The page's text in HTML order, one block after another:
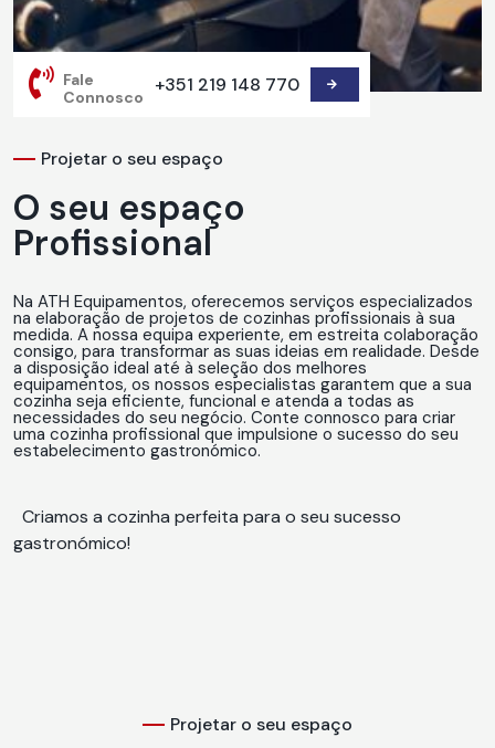
Fale
Connosco
+351 219 148 770
Projetar o seu espaço
O seu espaço
Profissional
Na ATH Equipamentos, oferecemos serviços especializados
na elaboração de projetos de cozinhas profissionais à sua
medida. A nossa equipa experiente, em estreita colaboração
consigo, para transformar as suas ideias em realidade. Desde
a disposição ideal até à seleção dos melhores
equipamentos, os nossos especialistas garantem que a sua
cozinha seja eficiente, funcional e atenda a todas as
necessidades do seu negócio. Conte connosco para criar
uma cozinha profissional que impulsione o sucesso do seu
estabelecimento gastronómico.
Criamos a cozinha perfeita para o seu sucesso
gastronómico!
Projetar o seu espaço